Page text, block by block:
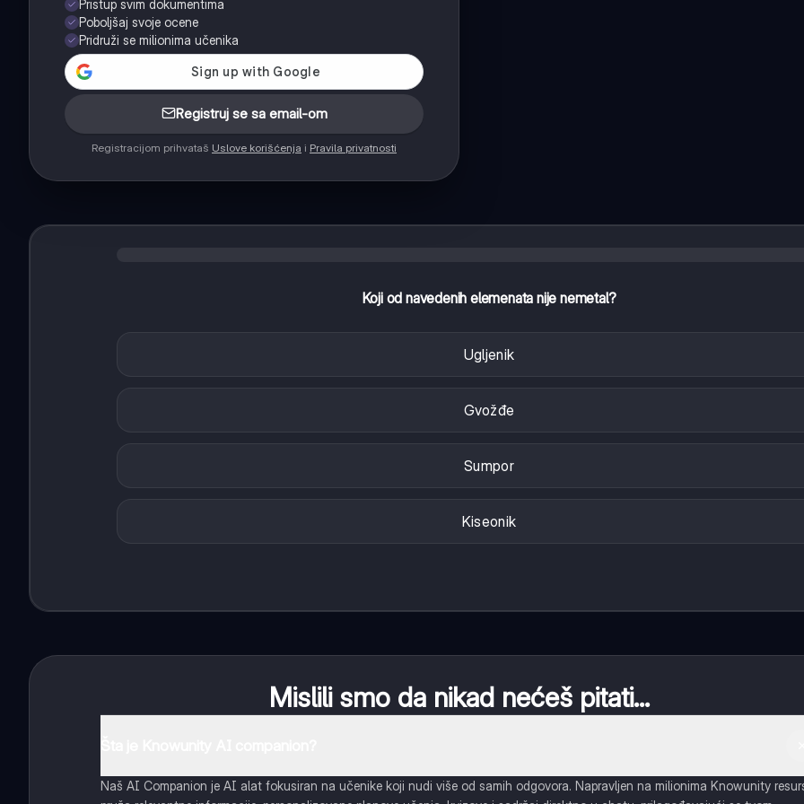
Pristup svim dokumentima
Poboljšaj svoje ocene
Pridruži se milionima učenika
Registruj se sa email-om
Registracijom prihvataš Uslove korišćenja i Pravila privatnosti
Koji od navedenih elemenata nije nemetal?
Ugljenik
Gvožđe
Sumpor
Kiseonik
Mislili smo da nikad nećeš pitati...
Naš AI Companion je AI alat fokusiran na učenike koji nudi više od samih odgovora. Napravljen na milionima Knowunity